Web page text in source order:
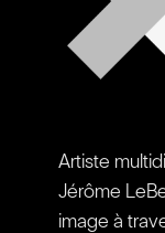
Artiste
Jérôme
image à